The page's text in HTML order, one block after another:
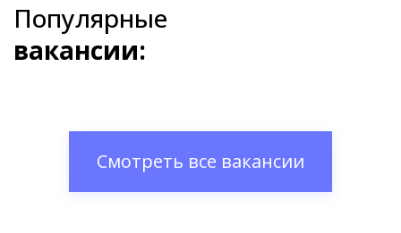
Популярные
вакансии:
Смотреть все вакансии